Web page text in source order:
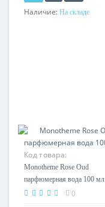
Наличие: На складе
Код товара:
Monotheme Rose Oud
парфюмерная вода 100 мл
0